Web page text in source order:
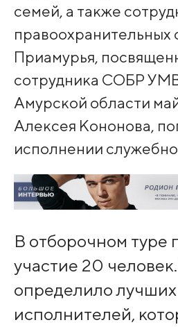
семей, а также
правоохранительных
Приамурья,
сотрудника СОБР
Амурской области
Алексея Кононова,
исполнении
В отборочном туре
участие 20
определило лучших
исполнителей,